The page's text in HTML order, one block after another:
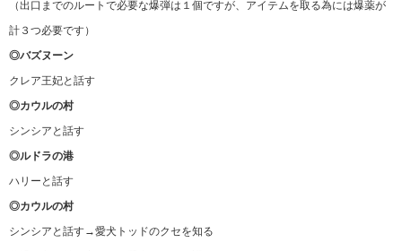
（出口までのルートで必要な爆弾は１個ですが、アイテムを取る為には爆薬が
計３つ必要です）
◎バズヌーン
クレア王妃と話す
◎カウルの村
シンシアと話す
◎ルドラの港
ハリーと話す
◎カウルの村
シンシアと話す→愛犬トッドのクセを知る